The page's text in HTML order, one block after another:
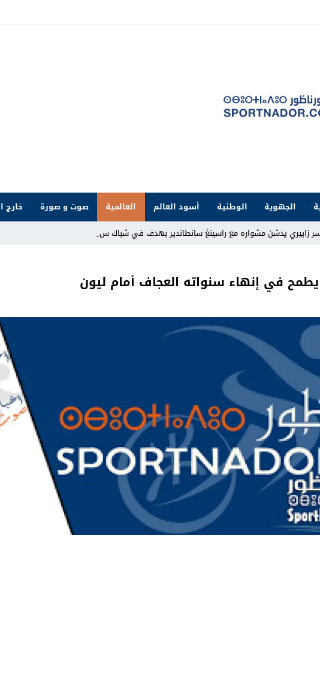
الجهوية الوطنية أسود العالم العالمية صوت و صورة خارج
زابيري يدشن مشواره مع راسينغ سانطاندير بهدف في شباك سبورتينغ خيخ _
يطمح في إنهاء سنواته العجاف أمام ليون